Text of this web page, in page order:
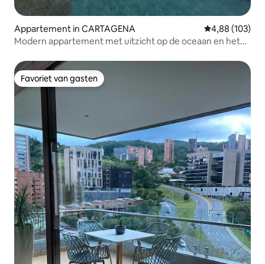
Appartement in CARTAGENA Gemiddelde
4,88 (103)
Modern appartement met uitzicht op de oceaan en het
Favoriet van gasten
Favoriet van gasten